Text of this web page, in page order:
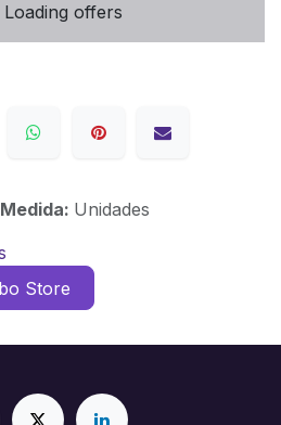
Loading offers
Unidades
Store